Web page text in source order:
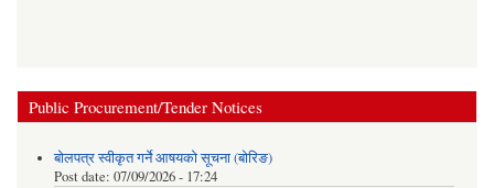
Public Procurement/Tender Notices
बोलपत्र स्वीकृत गर्ने आषयको सूचना (बोरिङ)
Post date: 07/09/2026 - 17:24